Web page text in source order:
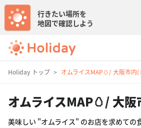
行きたい場所を
地図で確認しよう
Holiday トップ オムライスMAP🥚/ 大阪市内(
オムライスMAP🥚/ 大
美味しい "オムライス" のお店を求めての